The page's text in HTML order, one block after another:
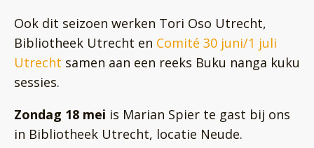
Ook dit seizoen werken Tori Oso Utrecht,
Bibliotheek Utrecht en Comité 30 juni/1 juli
Utrecht samen aan een reeks Buku nanga kuku
sessies.
Zondag 18 mei is Marian Spier te gast bij ons
in Bibliotheek Utrecht, locatie Neude.